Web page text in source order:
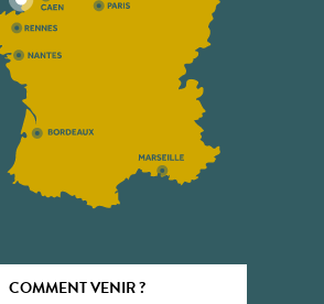
COMMENT VENIR ?